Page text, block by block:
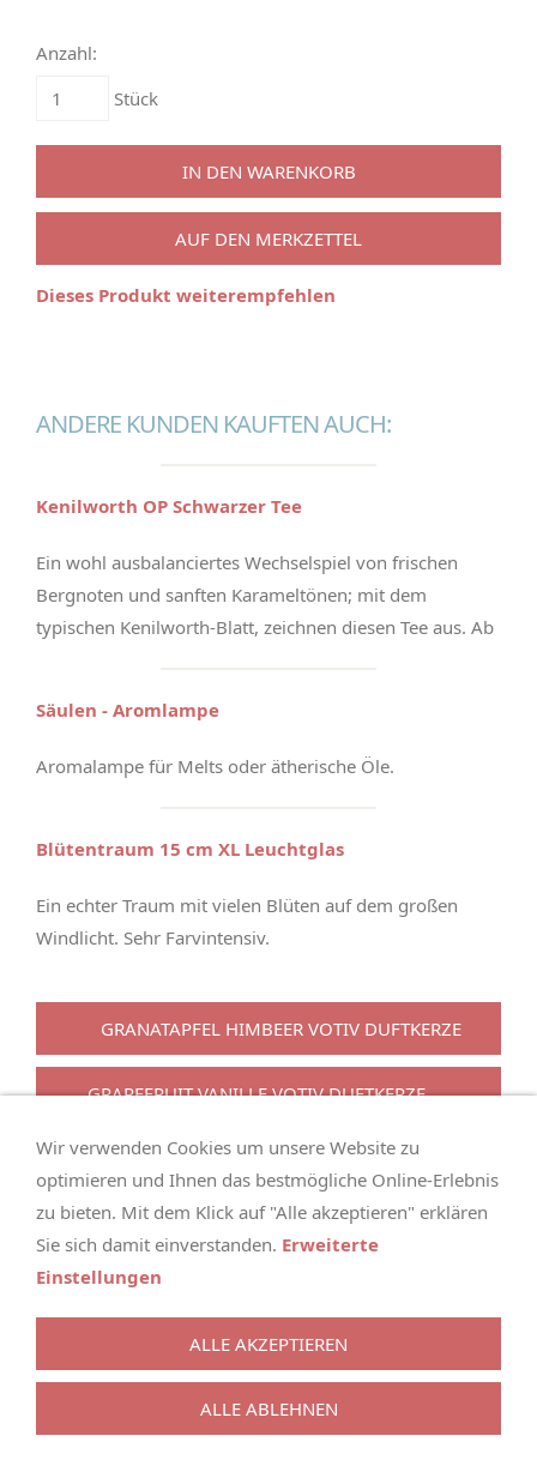
Anzahl:
Stück
IN DEN WARENKORB
AUF DEN MERKZETTEL
Dieses Produkt weiterempfehlen
ANDERE KUNDEN KAUFTEN AUCH:
Kenilworth OP Schwarzer Tee
Ein wohl ausbalanciertes Wechselspiel von frischen
Bergnoten und sanften Karameltönen; mit dem
typischen Kenilworth-Blatt, zeichnen diesen Tee aus. Ab
Säulen - Aromlampe
Aromalampe für Melts oder ätherische Öle.
Blütentraum 15 cm XL Leuchtglas
Ein echter Traum mit vielen Blüten auf dem großen
Windlicht. Sehr Farvintensiv.
GRANATAPFEL HIMBEER VOTIV DUFTKERZE
GRAPEFRUIT VANILLE VOTIV DUFTKERZE
IMPRESSUM
WIDERRUFSRECHT
DATENSCHUTZ
SITEMAP
© 2013-2026 Neoaveo - Webshop für die angenehmen
Dinge im Leben.
Vertrag widerrufen
Wir verwenden Cookies um unsere Website zu
optimieren und Ihnen das bestmögliche Online-Erlebnis
zu bieten. Mit dem Klick auf "Alle akzeptieren" erklären
Sie sich damit einverstanden. Erweiterte
Einstellungen
ALLE AKZEPTIEREN
ALLE ABLEHNEN